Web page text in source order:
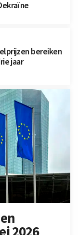
bereiken
jaar